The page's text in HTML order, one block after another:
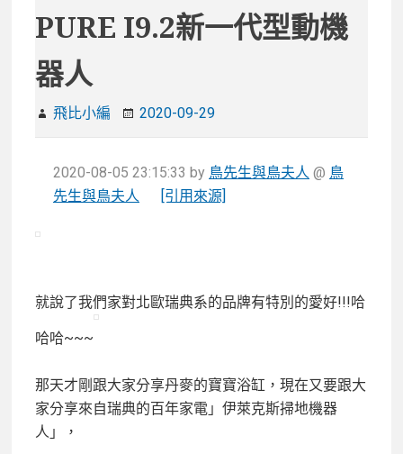
PURE I9.2新一代型動機
器人
飛比小編 2020-09-29
2020-08-05 23:15:33 by 鳥先生與鳥夫人 @ 鳥
先生與鳥夫人
[引用來源]
就說了我們家對北歐瑞典系的品牌有特別的愛好!!!哈
哈哈~~~
那天才剛跟大家分享丹麥的寶寶浴缸，現在又要跟大
家分享來自瑞典的百年家電」伊萊克斯掃地機器
人」，